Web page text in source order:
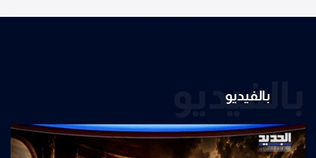
بالفيديو
بالفيديو